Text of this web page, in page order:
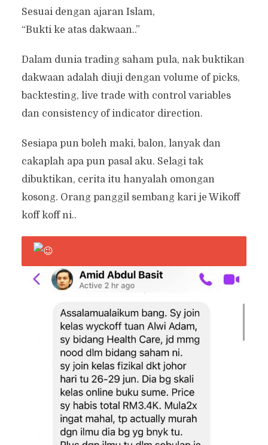
Sesuai dengan ajaran Islam,
“Bukti ke atas dakwaan..”
Dalam dunia trading saham pula, nak buktikan
dakwaan adalah diuji dengan volume of picks,
backtesting, live trade with control variables
dan consistency of indicator direction.
Sesiapa pun boleh maki, balon, lanyak dan
cakaplah apa pun pasal aku. Selagi tak
dibuktikan, cerita itu hanyalah omongan
kosong. Orang panggil sembang kari je Wikoff
koff koff ni..